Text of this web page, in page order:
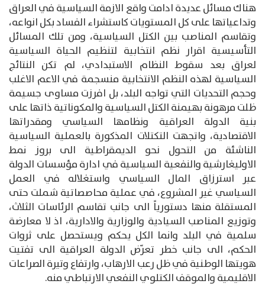
هناك مسائل عديدة ادامت واقع الازمة السياسية في العراق
وتداعياتها على كل المستويات كاستشراء الفساد بكل انواعه،
وتقاسم المناصب بين الكتل السياسية، ومن تلك المسائل
التأسيسية اقرار نظم انتخابية لتنظيم الحياة السياسية
لعراق بعد سقوط النظام الاستبدادي، لم تكن النتائج
السياسية لهذه النظم الانتخابية منسجمة في الاعم الاغلب
وحجم التحديات التي تواجه البلد، بل افرزت مساوى جسيمة
ظلت مرهونة بهيمنة الكتل السياسية والمكوناتية ذاتها على
بنية الدولة العراقية ونظامها السياسي ومقدراتها
الاقتصادية، واتجهت التكتلات المذكورة بالعملية السياسية
الناشئة من التحول نحو الديمقراطية الى بروز نمط
الاوليغارشية والنفعية السياسية في ادارة مؤسسات الدولة
عبر استرزاق المال السياسي واستغلاله في العمل
السياسي غير المشروع، في عملية محاصصاتية شملت حتى
المستقلة منها دستورياً الى جانب تقاسم الرئاسات الثلاث،
وتوزيع المناصب السيادية والوزارية والادارية، اذ لا معارضة
سلمية في البلد وانما الكل يحكم ويستحصل على ثروات
الحكم، الى جانب خطر تعرّض الدولة العراقية الى تفتيت
هويتها الوطنية في ظل رعب الارهاب، وارتفاع وتيرة الصراعات
الاقليمية والموقف الكتلوي النفعي الارتباطي منه.